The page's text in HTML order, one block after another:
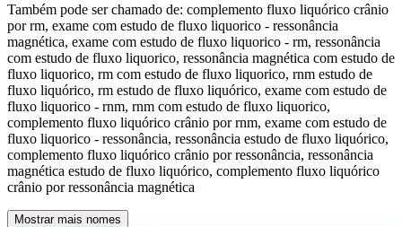
Também pode ser chamado de: complemento fluxo liquórico crânio
por rm, exame com estudo de fluxo liquorico - ressonância
magnética, exame com estudo de fluxo liquorico - rm, ressonância
com estudo de fluxo liquorico, ressonância magnética com estudo de
fluxo liquorico, rm com estudo de fluxo liquorico, rnm estudo de
fluxo liquórico, rm estudo de fluxo liquórico, exame com estudo de
fluxo liquorico - rnm, rnm com estudo de fluxo liquorico,
complemento fluxo liquórico crânio por rnm, exame com estudo de
fluxo liquorico - ressonância, ressonância estudo de fluxo liquórico,
complemento fluxo liquórico crânio por ressonância, ressonância
magnética estudo de fluxo liquórico, complemento fluxo liquórico
crânio por ressonância magnética
Mostrar mais nomes